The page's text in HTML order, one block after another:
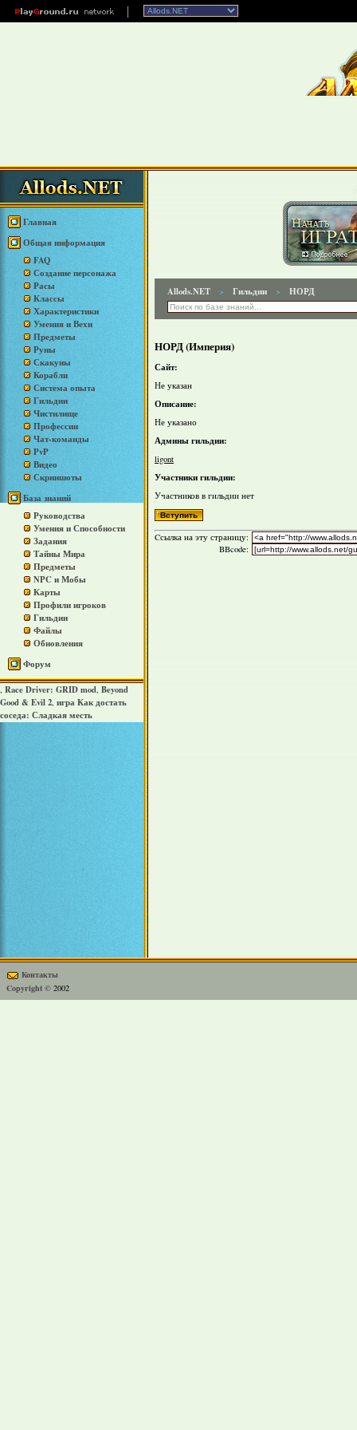
Главная
Общая информация
FAQ
Создание персонажа
Расы
Классы
Характеристики
Умения и Вехи
Предметы
Руны
Скакуны
Корабли
Система опыта
Гильдии
Чистилище
Профессии
Чат-команды
PvP
Видео
Скриншоты
База знаний
Руководства
Умения и Способности
Задания
Тайны Мира
Предметы
NPC и Мобы
Карты
Профили игроков
Гильдии
Файлы
Обновления
Форум
, Race Driver: GRID mod, Beyond
Good & Evil 2, игра Как достать
соседа: Сладкая месть
Allods.NET > Гильдии > НОРД
НОРД (Империя)
Сайт:
Не указан
Описание:
Не указано
Админы гильдии:
ligont
Участники гильдии:
Участников в гильдии нет
Cсылка на эту страницу:
BBcode:
Контакты
Copyright © 2002